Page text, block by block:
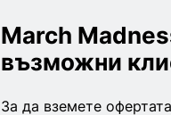
March
възможни
За да вземете